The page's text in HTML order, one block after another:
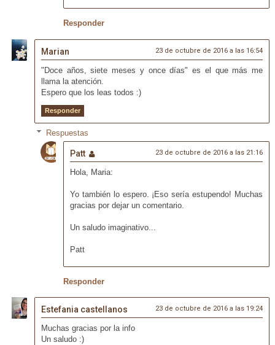
Responder
Marian 23 de octubre de 2016 a las 16:54
"Doce años, siete meses y once días" es el que más me
llama la atención.
Espero que los leas todos :)
Responder
Respuestas
Patt 23 de octubre de 2016 a las 21:16
Hola, Maria:
Yo también lo espero. ¡Eso sería estupendo! Muchas
gracias por dejar un comentario.
Un saludo imaginativo...
Patt
Responder
Estefania castellanos 23 de octubre de 2016 a las 19:24
Muchas gracias por la info
Un saludo :)